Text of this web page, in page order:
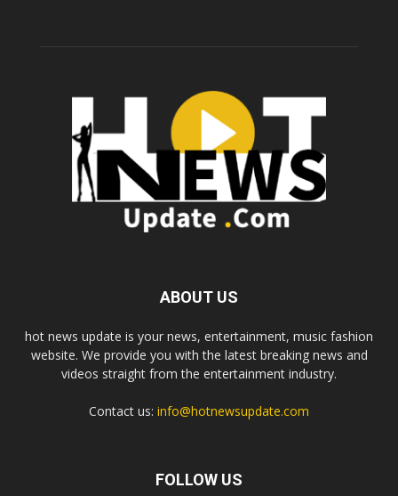
ABOUT US
hot news update is your news, entertainment, music fashion
website. We provide you with the latest breaking news and
videos straight from the entertainment industry.
Contact us: info@hotnewsupdate.com
FOLLOW US